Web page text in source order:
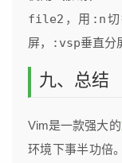
file2 ，用 :n
屏，
:vsp垂直分
九、总结
Vim是一款强大的
环境下事半功倍